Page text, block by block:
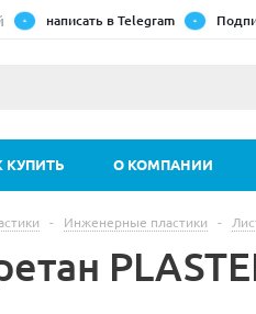
написать в Telegram
КУПИТЬ О КОМПАНИИ
- Инженерные пластики -